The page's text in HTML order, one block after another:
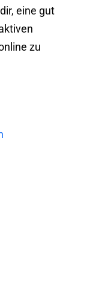
eine gut
zu